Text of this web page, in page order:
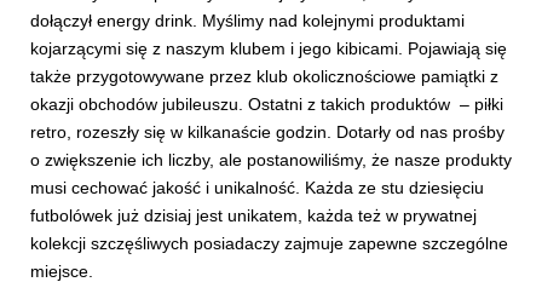
dołączył energy drink. Myślimy nad kolejnymi produktami
kojarzącymi się z naszym klubem i jego kibicami. Pojawiają się
także przygotowywane przez klub okolicznościowe pamiątki z
okazji obchodów jubileuszu. Ostatni z takich produktów – piłki
retro, rozeszły się w kilkanaście godzin. Dotarły od nas prośby
o zwiększenie ich liczby, ale postanowiliśmy, że nasze produkty
musi cechować jakość i unikalność. Każda ze stu dziesięciu
futbolówek już dzisiaj jest unikatem, każda też w prywatnej
kolekcji szczęśliwych posiadaczy zajmuje zapewne szczególne
miejsce.